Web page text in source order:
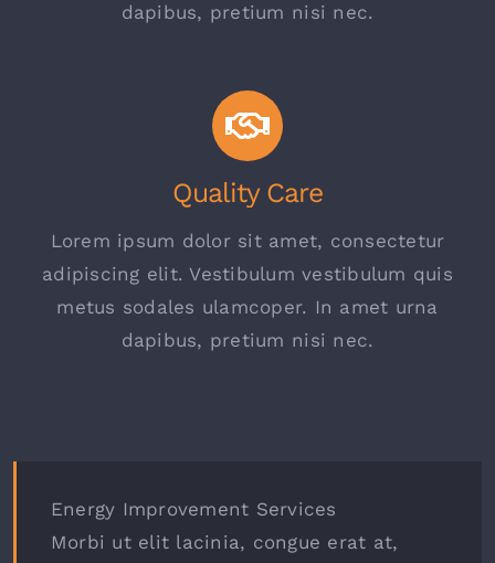
dapibus, pretium nisi nec.
Quality Care
Lorem ipsum dolor sit amet, consectetur
adipiscing elit. Vestibulum vestibulum quis
metus sodales ulamcoper. In amet urna
dapibus, pretium nisi nec.
Energy Improvement Services
Morbi ut elit lacinia, congue erat at,